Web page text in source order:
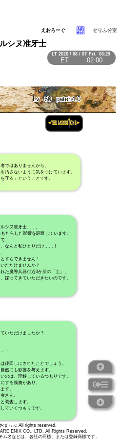
まっぷ All rights reserved.
ENIX CO., LTD. All Rights Reserved.
名などは、各社の商標、または登録商標です。
LT 2026 / 08 / 07 Fri. 06:25
ET 02:00
えおろーぐ せりふ分室
ルシヌ准牙士
Lv 60 patch4.0
ではありませんから、
汚さないように気をつけています。
守る」ということです。
ルシヌ准牙士……。
たらした影響を調査しています。
、
なんと私ひとりだけ……！
すらできません！
ただけませんか？
た魔導兵器付近3か所の「土」、
採ってきていただきたいのです。
いただけましたか？
！
後回しにされたことでしょう。
然にも影響を与えます。
のは、理解しているつもりです。
する義務があり、
す。
さん。
調査します。
ていくつもりです。